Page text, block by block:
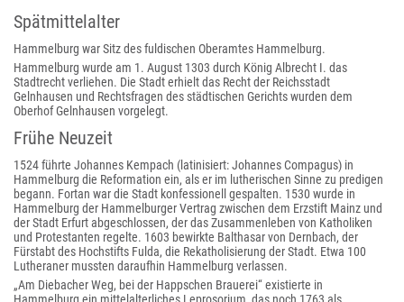
Spätmittelalter
Hammelburg war Sitz des fuldischen Oberamtes Hammelburg.
Hammelburg wurde am 1. August 1303 durch König Albrecht I. das
Stadtrecht verliehen. Die Stadt erhielt das Recht der Reichsstadt
Gelnhausen und Rechtsfragen des städtischen Gerichts wurden dem
Oberhof Gelnhausen vorgelegt.
Frühe Neuzeit
1524 führte Johannes Kempach (latinisiert: Johannes Compagus) in
Hammelburg die Reformation ein, als er im lutherischen Sinne zu predigen
begann. Fortan war die Stadt konfessionell gespalten. 1530 wurde in
Hammelburg der Hammelburger Vertrag zwischen dem Erzstift Mainz und
der Stadt Erfurt abgeschlossen, der das Zusammenleben von Katholiken
und Protestanten regelte. 1603 bewirkte Balthasar von Dernbach, der
Fürstabt des Hochstifts Fulda, die Rekatholisierung der Stadt. Etwa 100
Lutheraner mussten daraufhin Hammelburg verlassen.
„Am Diebacher Weg, bei der Happschen Brauerei“ existierte in